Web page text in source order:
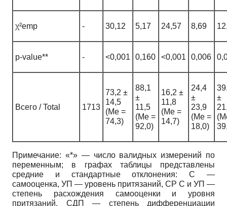
χ²emp - 30,12 5,17 24,57 8,69
p-value** - <0,001 0,160 <0,001 0,006
Всего / Total 1713
73,2 ±
14,5
(Ме =
74,3)
88,1
±
11,5
(Ме =
92,0)
16,2 ±
11,8
(Ме =
14,7)
24,4
±
23,9
(Ме =
18,0)
±
Примечание: «*» — число валидных измерений по
переменным; в графах таблицы представлены
средние и стандартные отклонения: С —
самооценка, УП — уровень притязаний, СР С и УП —
степень расхождения самооценки и уровня
притязаний, СДП — степень дифференциации